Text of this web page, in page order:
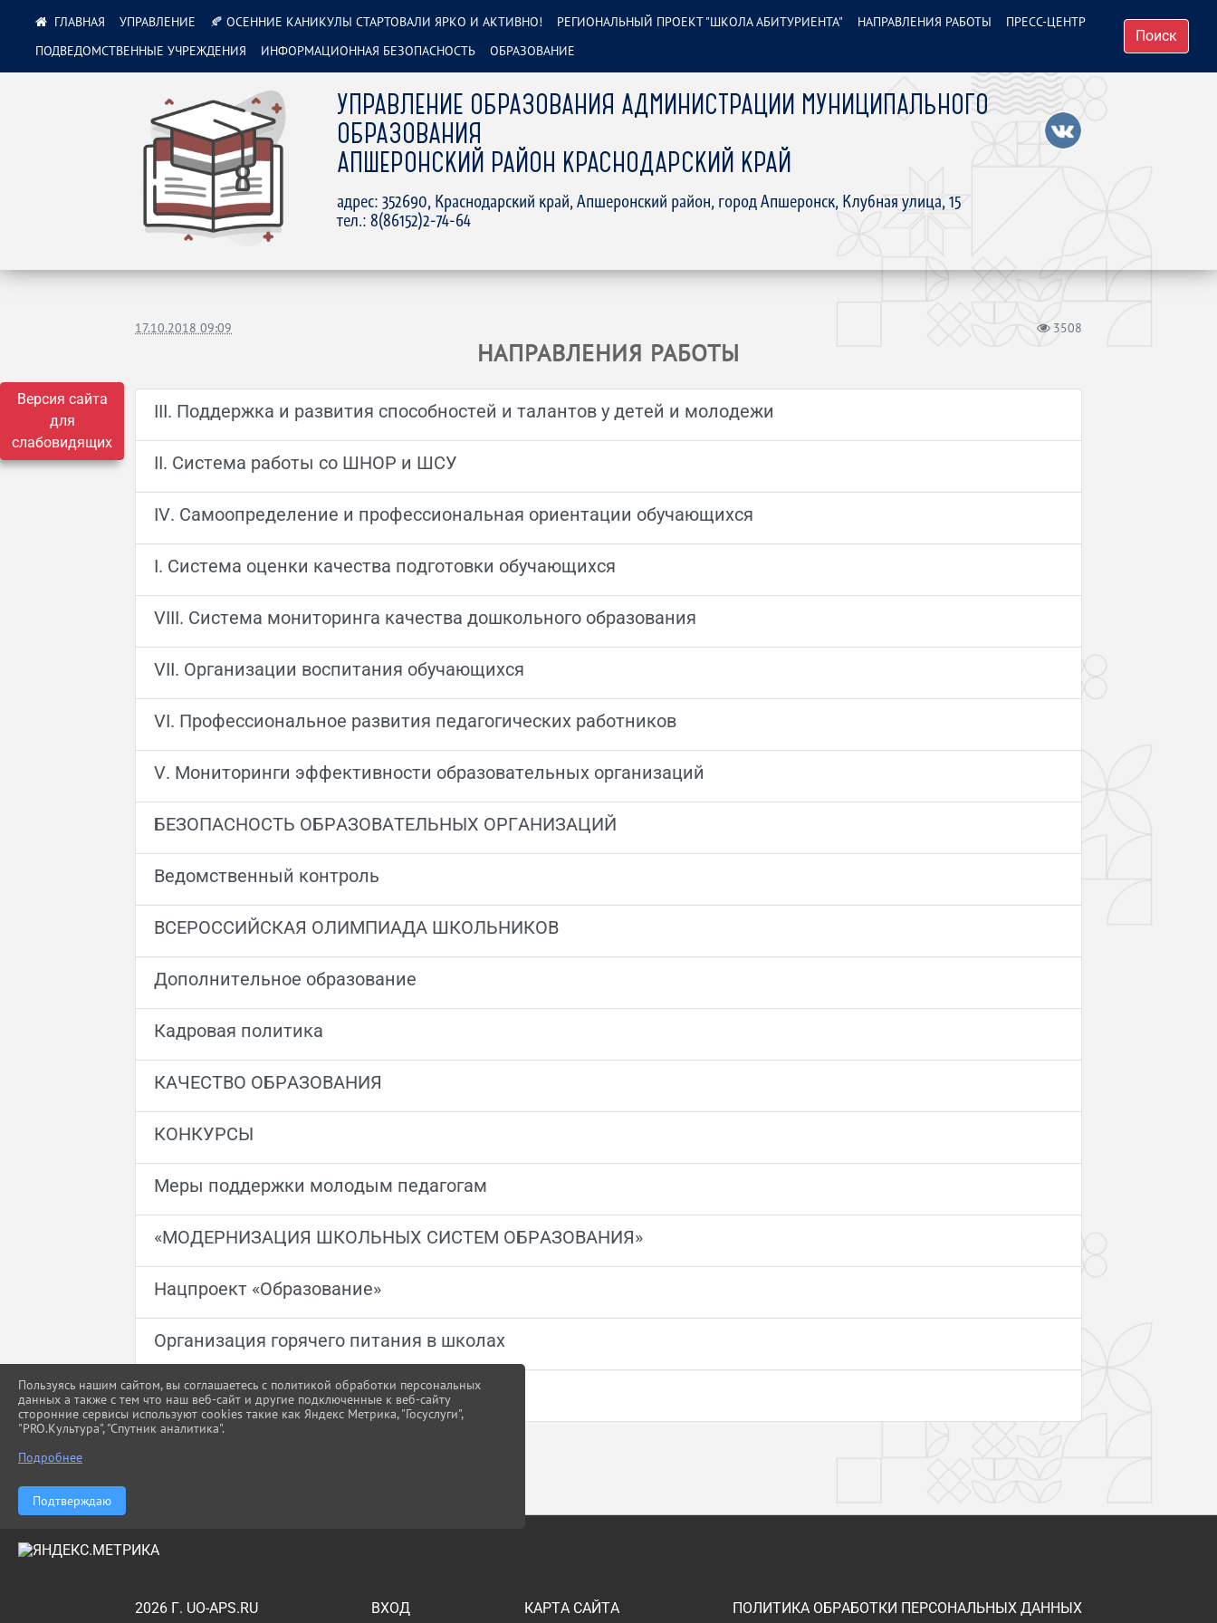
Версия сайта
для
слабовидящих
УПРАВЛЕНИЕ ОБРАЗОВАНИЯ АДМИНИСТРАЦИИ МУНИЦИПАЛЬНОГО
ОБРАЗОВАНИЯ
АПШЕРОНСКИЙ РАЙОН КРАСНОДАРСКИЙ КРАЙ
адрес: 352690, Краснодарский край, Апшеронский район, город Апшеронск, Клубная улица, 15
тел.: 8(86152)2-74-64
УПРАВЛЕНИЕ 🍂 ОСЕННИЕ КАНИКУЛЫ СТАРТОВАЛИ ЯРКО И АКТИВНО! РЕГИОНАЛЬНЫЙ ПРОЕКТ "ШКОЛА АБИТУРИЕНТА" НАПРАВЛЕНИЯ РАБОТЫ
ПРЕСС-ЦЕНТР
ПОДВЕДОМСТВЕННЫЕ УЧРЕЖДЕНИЯ
ИНФОРМАЦИОННАЯ БЕЗОПАСНОСТЬ ОБРАЗОВАНИЕ
Поиск
17.10.2018 09:09 3508
НАПРАВЛЕНИЯ РАБОТЫ
III. Поддержка и развития способностей и талантов у детей и молодежи
II. Система работы со ШНОР и ШСУ
IV. Cамоопределение и профессиональная ориентации обучающихся
I. Система оценки качества подготовки обучающихся
VIII. Система мониторинга качества дошкольного образования
VII. Организации воспитания обучающихся
VI. Профессиональное развития педагогических работников
V. Мониторинги эффективности образовательных организаций
БЕЗОПАСНОСТЬ ОБРАЗОВАТЕЛЬНЫХ ОРГАНИЗАЦИЙ
Ведомственный контроль
ВСЕРОССИЙСКАЯ ОЛИМПИАДА ШКОЛЬНИКОВ
Дополнительное образование
Кадровая политика
КАЧЕСТВО ОБРАЗОВАНИЯ
КОНКУРСЫ
Меры поддержки молодым педагогам
«МОДЕРНИЗАЦИЯ ШКОЛЬНЫХ СИСТЕМ ОБРАЗОВАНИЯ»
Нацпроект «Образование»
Организация горячего питания в школах
Профилактика
2026 Г. UO-APS.RU ВХОД КАРТА САЙТА ПОЛИТИКА ОБРАБОТКИ ПЕРСОНАЛЬНЫХ ДАННЫХ
Пользуясь нашим сайтом, вы соглашаетесь с политикой обработки персональных
данных а также с тем что наш веб-сайт и другие подключенные к веб-сайту
сторонние сервисы используют cookies такие как Яндекс Метрика, "Госуслуги",
"PRO.Культура", "Спутник аналитика".
Подробнее
Подтверждаю